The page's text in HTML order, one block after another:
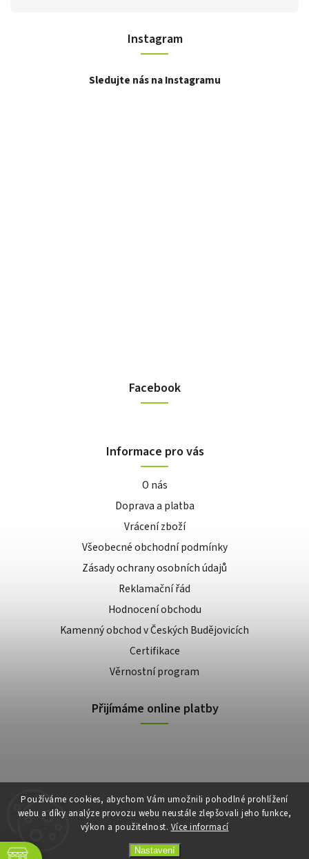
Používáme cookies, abychom Vám umožnili pohodlné prohlížení
webu a díky analýze provozu webu neustále zlepšovali jeho funkce,
výkon a použitelnost. Více informací
Nastavení
Instagram
Sledujte nás na Instagramu
Facebook
Informace pro vás
O nás
Doprava a platba
Vrácení zboží
Všeobecné obchodní podmínky
Zásady ochrany osobních údajů
Reklamační řád
Hodnocení obchodu
Kamenný obchod v Českých Budějovicích
Certifikace
Věrnostní program
Přijímáme online platby
Copyright 2026E-shop Slunečnice. Všechna práva vyhrazena.
VytvořilShoptet| Design